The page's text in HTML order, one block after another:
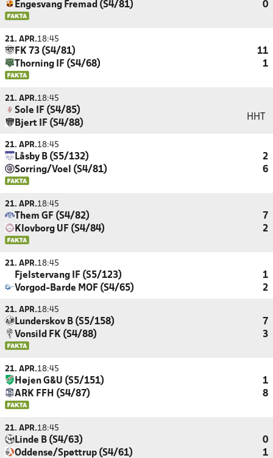
Engesvang Fremad (S4/81)
0
21. APR.18:45
FK 73 (S4/81)
11
Thorning IF (S4/68)
1
21. APR.18:45
Sole IF (S4/85)
Bjert IF (S4/88)
HHT
21. APR.18:45
Låsby B (S5/132)
2
Sorring/Voel (S4/81)
6
21. APR.18:45
Them GF (S4/82)
7
Klovborg UF (S4/84)
2
21. APR.18:45
Fjelstervang IF (S5/123)
1
Vorgod-Barde MOF (S4/65)
2
21. APR.18:45
Lunderskov B (S5/158)
7
Vonsild FK (S4/88)
3
21. APR.18:45
Højen G&U (S5/151)
1
ARK FFH (S4/87)
8
21. APR.18:45
Linde B (S4/63)
0
Oddense/Spøttrup (S4/61)
1